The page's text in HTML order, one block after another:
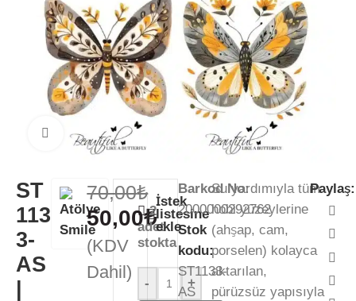
Büyütmek için tıklayın
ST
113
3-
AS
70,00₺
50,00₺
(KDV
Dahil)
2
adet
stokta
- +
İstek
listesine
ekle
Barkod No:
2000000292762
Stok
kodu:
ST1133-
AS
Su yardımıyla tüm
hobi yüzeylerine
(ahşap, cam,
porselen) kolayca
aktarılan,
pürüzsüz yapısıyla
Paylaş: